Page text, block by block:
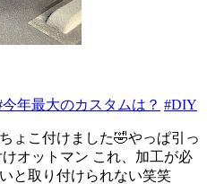
今年最大のカスタムは？ #DIY
ょこ付けました🤣やっぱ引っ
オットマン これ、加工が必
と取り付けられない笑笑